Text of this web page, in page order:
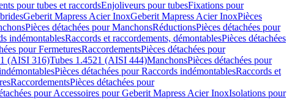
pour tubes et raccordsEnjoliveurs pour tubesFixations pour
Geberit Mapress Acier InoxGeberit Mapress Acier InoxPièces
Pièces détachées pour ManchonsRéductionsPièces détachées pour
indémontablesRaccords et raccordements, démontablesPièces détachées
pour FermeturesRaccordementsPièces détachées pour
(AISI 316)Tubes 1.4521 (AISI 444)ManchonsPièces détachées pour
Pièces détachées pour Raccords indémontablesRaccords et
RaccordementsPièces détachées pour
pour Accessoires pour Geberit Mapress Acier InoxIsolations pour